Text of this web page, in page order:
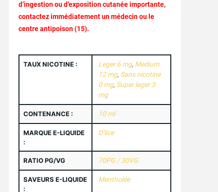
d’ingestionoud’expositioncutanéeimportante,
contactezimmédiatementunmédecinou le
centreantipoison (15).
TAUX NICOTINE : Leger 6 mg, Medium
12 mg, Sans nicotine
0 mg, Super leger 3
mg
CONTENANCE : 10 ml
MARQUE E-LIQUIDE
:
D’lice
RATIO PG/VG 70PG / 30VG
SAVEURS E-LIQUIDE
:
Mentholée